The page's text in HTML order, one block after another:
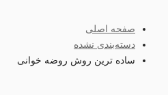
صفحه اصلی
دسته‌بندی نشده
ساده ترین روش روضه خوانی